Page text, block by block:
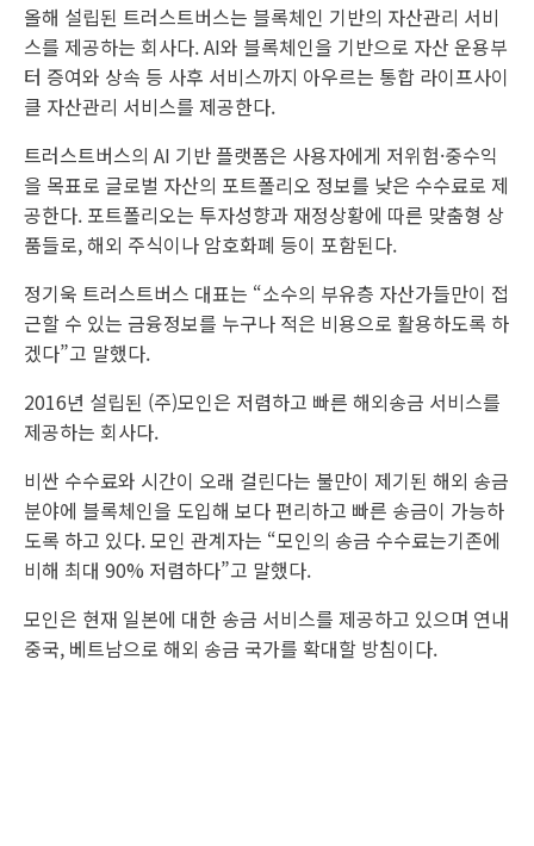
올해 설립된 트러스트버스는 블록체인 기반의 자산관리 서비
스를 제공하는 회사다. AI와 블록체인을 기반으로 자산 운용부
터 증여와 상속 등 사후 서비스까지 아우르는 통합 라이프사이
클 자산관리 서비스를 제공한다.
트러스트버스의 AI 기반 플랫폼은 사용자에게 저위험·중수익
을 목표로 글로벌 자산의 포트폴리오 정보를 낮은 수수료로 제
공한다. 포트폴리오는 투자성향과 재정상황에 따른 맞춤형 상
품들로, 해외 주식이나 암호화폐 등이 포함된다.
정기욱 트러스트버스 대표는 “소수의 부유층 자산가들만이 접
근할 수 있는 금융정보를 누구나 적은 비용으로 활용하도록 하
겠다”고 말했다.
2016년 설립된 (주)모인은 저렴하고 빠른 해외송금 서비스를
제공하는 회사다.
비싼 수수료와 시간이 오래 걸린다는 불만이 제기된 해외 송금
분야에 블록체인을 도입해 보다 편리하고 빠른 송금이 가능하
도록 하고 있다. 모인 관계자는 “모인의 송금 수수료는기존에
비해 최대 90% 저렴하다”고 말했다.
모인은 현재 일본에 대한 송금 서비스를 제공하고 있으며 연내
중국, 베트남으로 해외 송금 국가를 확대할 방침이다.